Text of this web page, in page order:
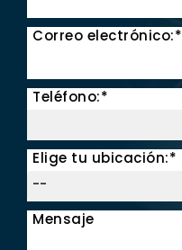
Correo electrónico:*
Teléfono:*
Elige tu ubicación:*
Mensaje